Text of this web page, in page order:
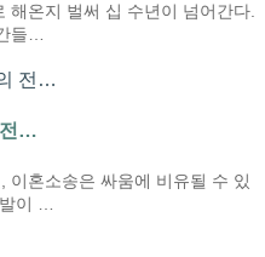
해온지 벌써 십 수년이 넘어간다.
들…
전…
이혼소송은 싸움에 비유될 수 있
이 …